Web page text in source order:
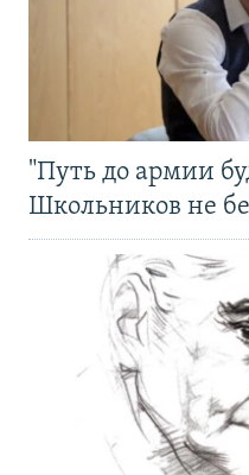
"Путь до армии
Школьников не